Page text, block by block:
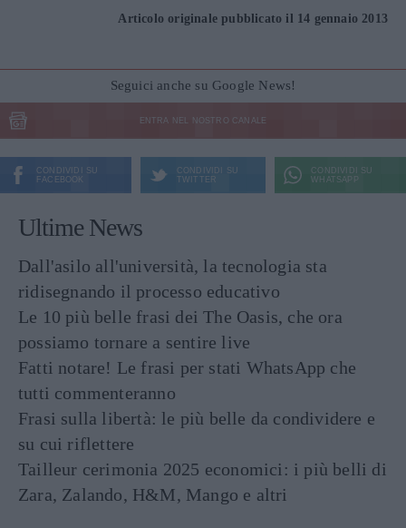
Articolo originale pubblicato il 14 gennaio 2013
Seguici anche su Google News!
ENTRA NEL NOSTRO CANALE
CONDIVIDI SU
FACEBOOK
CONDIVIDI SU
TWITTER
CONDIVIDI SU
WHATSAPP
Ultime News
Dall'asilo all'università, la tecnologia sta
ridisegnando il processo educativo
Le 10 più belle frasi dei The Oasis, che ora
possiamo tornare a sentire live
Fatti notare! Le frasi per stati WhatsApp che
tutti commenteranno
Frasi sulla libertà: le più belle da condividere e
su cui riflettere
Tailleur cerimonia 2025 economici: i più belli di
Zara, Zalando, H&M, Mango e altri